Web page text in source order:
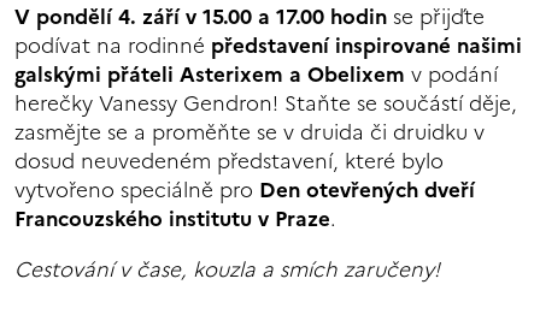
V pondělí 4. září v 15.00 a 17.00 hodinse přijďte
podívat na rodinné představení inspirované našimi
galskými přáteli Asterixem a Obelixem v podání
herečky Vanessy Gendron! Staňte se součástí děje,
zasmějte se a proměňte se v druida či druidku v
dosud neuvedeném představení, které bylo
vytvořeno speciálně pro Den otevřených dveří
Francouzského institutu v Praze.
Cestování v čase, kouzla a smích zaručeny!